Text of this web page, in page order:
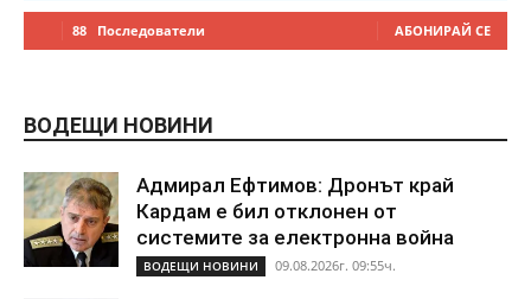
88 Последователи АБОНИРАЙ СЕ
ВОДЕЩИ НОВИНИ
Адмирал Ефтимов: Дронът край
Кардам е бил отклонен от
системите за електронна война
ВОДЕЩИ НОВИНИ 09.08.2026г. 09:55ч.